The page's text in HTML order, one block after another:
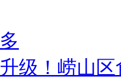
级！崂山